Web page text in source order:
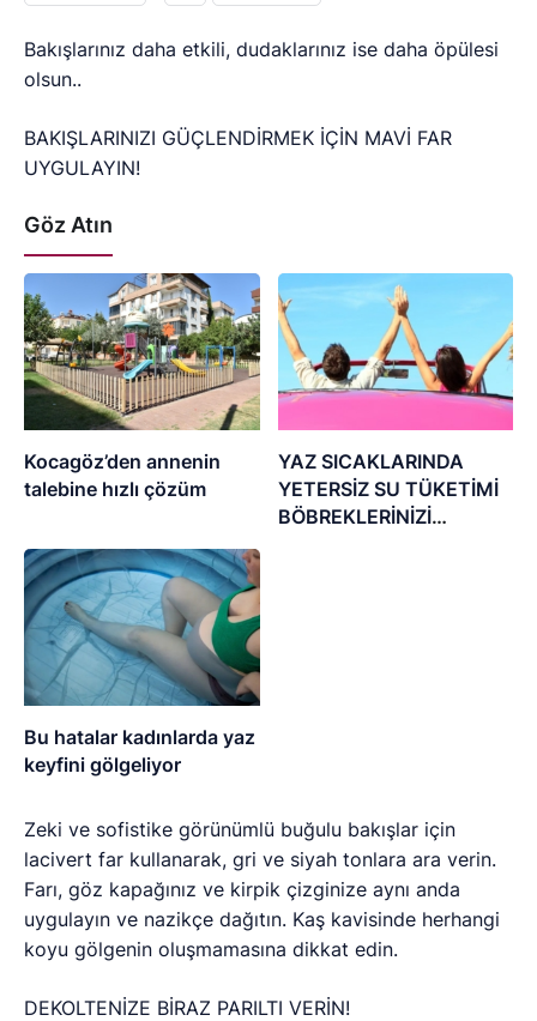
Bakışlarınız daha etkili, dudaklarınız ise daha öpülesi
olsun..
BAKIŞLARINIZI GÜÇLENDİRMEK İÇİN MAVİ FAR
UYGULAYIN!
Göz Atın
Kocagöz’den annenin
talebine hızlı çözüm
YAZ SICAKLARINDA
YETERSİZ SU TÜKETİMİ
BÖBREKLERİNİZİ
Bu hatalar kadınlarda yaz
keyfini gölgeliyor
Zeki ve sofistike görünümlü buğulu bakışlar için
lacivert far kullanarak, gri ve siyah tonlara ara verin.
Farı, göz kapağınız ve kirpik çizginize aynı anda
uygulayın ve nazikçe dağıtın. Kaş kavisinde herhangi
koyu gölgenin oluşmamasına dikkat edin.
DEKOLTENİZE BİRAZ PARILTI VERİN!